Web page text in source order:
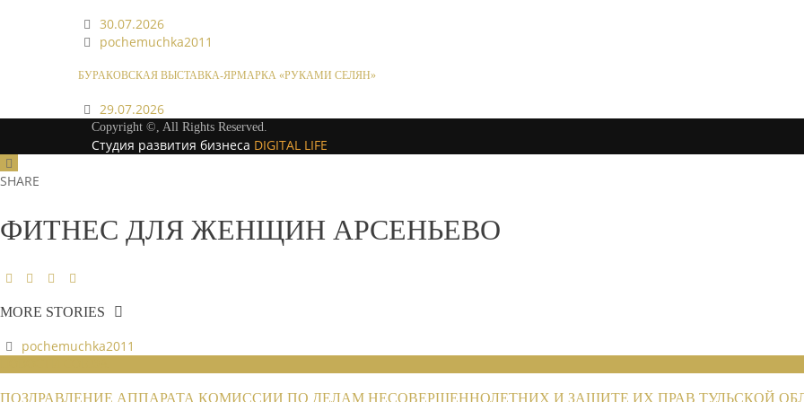
30.07.2026
pochemuchka2011
БУРАКОВСКАЯ ВЫСТАВКА-ЯРМАРКА «РУКАМИ СЕЛЯН»
29.07.2026
Copyright ©, All Rights Reserved.
Студия развития бизнеса DIGITAL LIFE
SHARE
ФИТНЕС ДЛЯ ЖЕНЩИН АРСЕНЬЕВО
MORE STORIES
pochemuchka2011
ПОЗДРАВЛЕНИЕ АППАРАТА КОМИССИИ ПО ДЕЛАМ НЕСОВЕРШЕННОЛЕТНИХ И ЗАЩИТЕ ИХ ПРАВ ТУЛЬСКОЙ